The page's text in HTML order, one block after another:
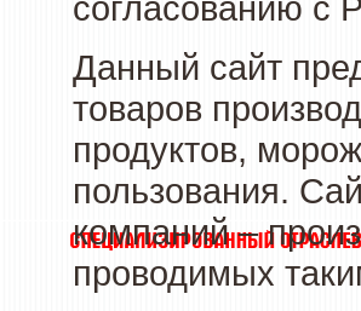
Данный сайт
товаров
продуктов,
пользования.
компаний –
проводимых